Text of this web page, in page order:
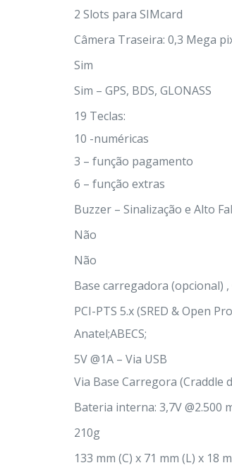
2 Slots para SIMcard
Câmera Traseira: 0,3 Mega
Sim
Sim – GPS, BDS, GLONASS
19 Teclas:
10 -numéricas
3 – função pagamento
6 – função extras
Buzzer – Sinalização e Alto
Não
Não
Base carregadora (opcional)
PCI-PTS 5.x (SRED & Open
Anatel;ABECS;
5V
Via Base Carregora (Craddle
Bateria interna: 3,7V @2.500
210g
133 mm (C) x 71 mm (L) x 18